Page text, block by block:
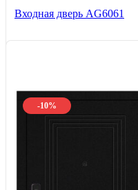
Входная дверь AG6061
-10%